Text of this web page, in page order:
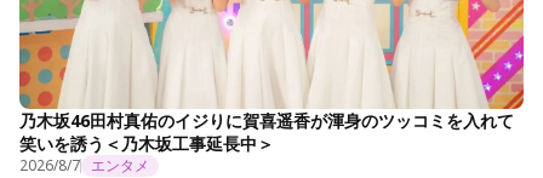
乃木坂46田村真佑のイジりに賀喜遥香が渾身のツッコミを入れて
笑いを誘う＜乃木坂工事延長中＞
2026/8/7 エンタメ